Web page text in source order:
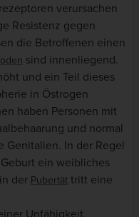
verursachen
Resistenz gegen
die Betroffenen einen
sind innenliegend.
und ein Teil dieses
in Östrogen
haben Personen mit
und normal
Genitalien. In der Regel
ein weibliches
der Pubertät tritt eine